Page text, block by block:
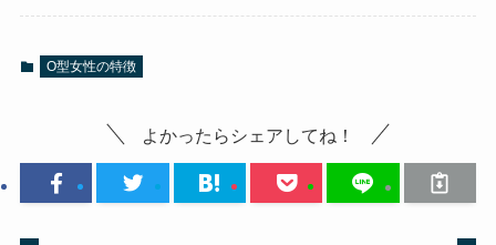
O型女性の特徴
よかったらシェアしてね！